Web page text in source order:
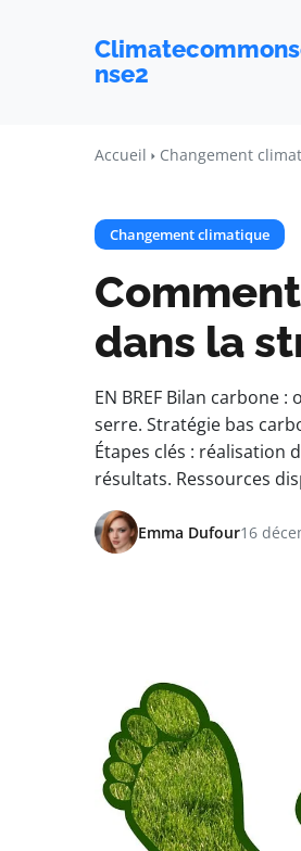
nse2
Accueil Changement
Changement climatique
dans la
EN BREF Bilan carbone
serre. Stratégie bas
Étapes clés : réalisation
résultats. Ressources
Emma Dufour16